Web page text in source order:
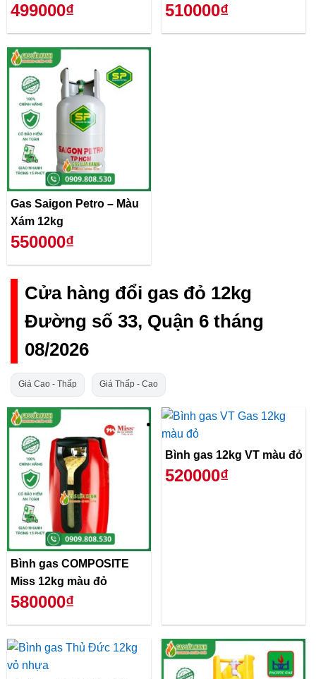
499000₫ 510000₫
Gas Saigon Petro – Màu
Xám 12kg
550000₫
Cửa hàng đổi gas đỏ 12kg
Đường số 33, Quận 6 tháng
08/2026
Giá Cao - Thấp Giá Thấp - Cao
Bình gas COMPOSITE
Miss 12kg màu đỏ
580000₫
Bình gas 12kg VT màu đỏ
520000₫